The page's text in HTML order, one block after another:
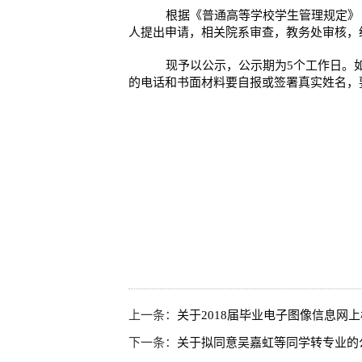
根据 《普通高等学校学生管理规定
人提出申请，相关院系审查，教务处审核
现予以公示，公示期为5个工作日。
的电话和书面材料要自报或签署真实姓名
上一条： 关于2018届毕业电子图像信息网
下一条： 关于拟同意吴嘉虹等同学转专业的